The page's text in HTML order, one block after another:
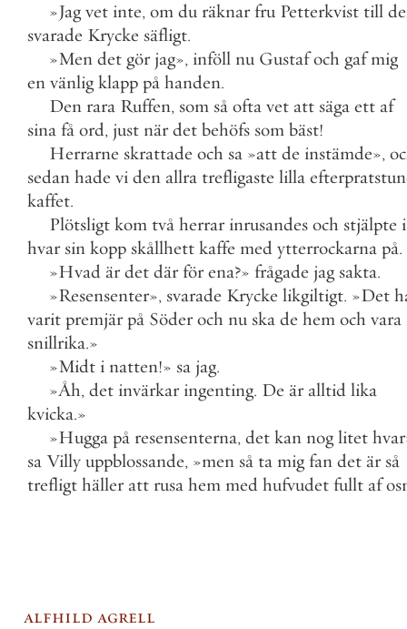
»Jag vet inte, om du räknar fru Petterkvist till
svarade Krycke säfligt.
»Men det gör jag», inföll nu Gustaf och gaf mig
en vänlig klapp på handen.
Den rara Ruffen, som så ofta vet att säga ett af
sina få ord, just när det behöfs som bäst!
Herrarne skrattade och sa »att de instämde»,
sedan hade vi den allra trefligaste lilla
kaffet.
Plötsligt kom två herrar inrusandes och stjälpte i
hvar sin kopp skållhett kaffe med ytterrockarna på.
»Hvad är det där för ena?» frågade jag sakta.
»Resensenter», svarade Krycke likgiltigt. »Det
varit premjär på Söder och nu ska de hem och vara
snillrika.»
»Midt i natten!» sa jag.
»Åh, det invärkar ingenting. De är alltid lika
kvicka.»
»Hugga på resensenterna, det kan nog litet hvar
sa Villy uppblossande, »men så ta mig fan det är så
trefligt häller att rusa hem med hufvudet fullt af
alfhild agrell